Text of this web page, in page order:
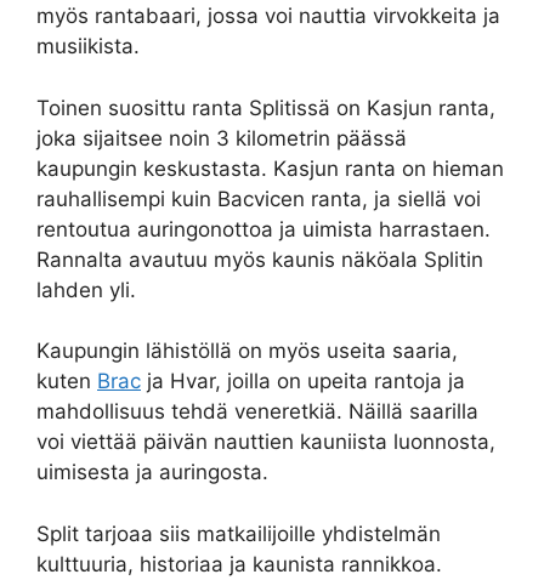
myös rantabaari, jossa voi nauttia virvokkeita ja
musiikista.
Toinen suosittu ranta Splitissä on Kasjun ranta,
joka sijaitsee noin 3 kilometrin päässä
kaupungin keskustasta. Kasjun ranta on hieman
rauhallisempi kuin Bacvicen ranta, ja siellä voi
rentoutua auringonottoa ja uimista harrastaen.
Rannalta avautuu myös kaunis näköala Splitin
lahden yli.
Kaupungin lähistöllä on myös useita saaria,
kuten Brac ja Hvar, joilla on upeita rantoja ja
mahdollisuus tehdä veneretkiä. Näillä saarilla
voi viettää päivän nauttien kauniista luonnosta,
uimisesta ja auringosta.
Split tarjoaa siis matkailijoille yhdistelmän
kulttuuria, historiaa ja kaunista rannikkoa.